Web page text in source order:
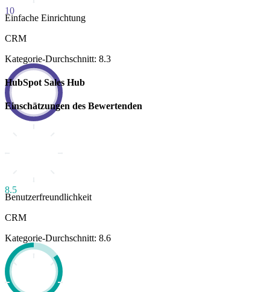
10
Einfache Einrichtung
CRM
Kategorie-Durchschnitt: 8.3
HubSpot Sales Hub
Einschätzungen des Bewertenden
8.5
Benutzerfreundlichkeit
CRM
Kategorie-Durchschnitt: 8.6